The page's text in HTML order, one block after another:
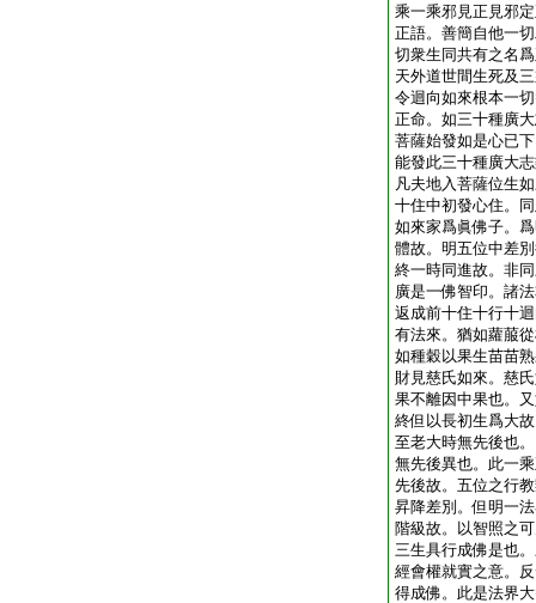
乘一乘邪見正見邪
正語。善簡自他一
切衆生同共有之名
天外道世間生死及
令迴向如來根本一
正命。如三十種廣
菩薩始發如是心已
能發此三十種廣大
凡夫地入菩薩位生
十住中初發心住。
如來家爲眞佛子。
體故。明五位中差
終一時同進故。非
廣是一佛智印。諸
返成前十住十行十
有法來。猶如蘿菔
如種穀以果生苗苗
財見慈氏如來。慈
果不離因中果也。
終但以長初生爲大
至老大時無先後也
無先後異也。此一
先後故。五位之行
昇降差別。但明一
階級故。以智照之
三生具行成佛是也
經會權就實之意。
得成佛。此是法界